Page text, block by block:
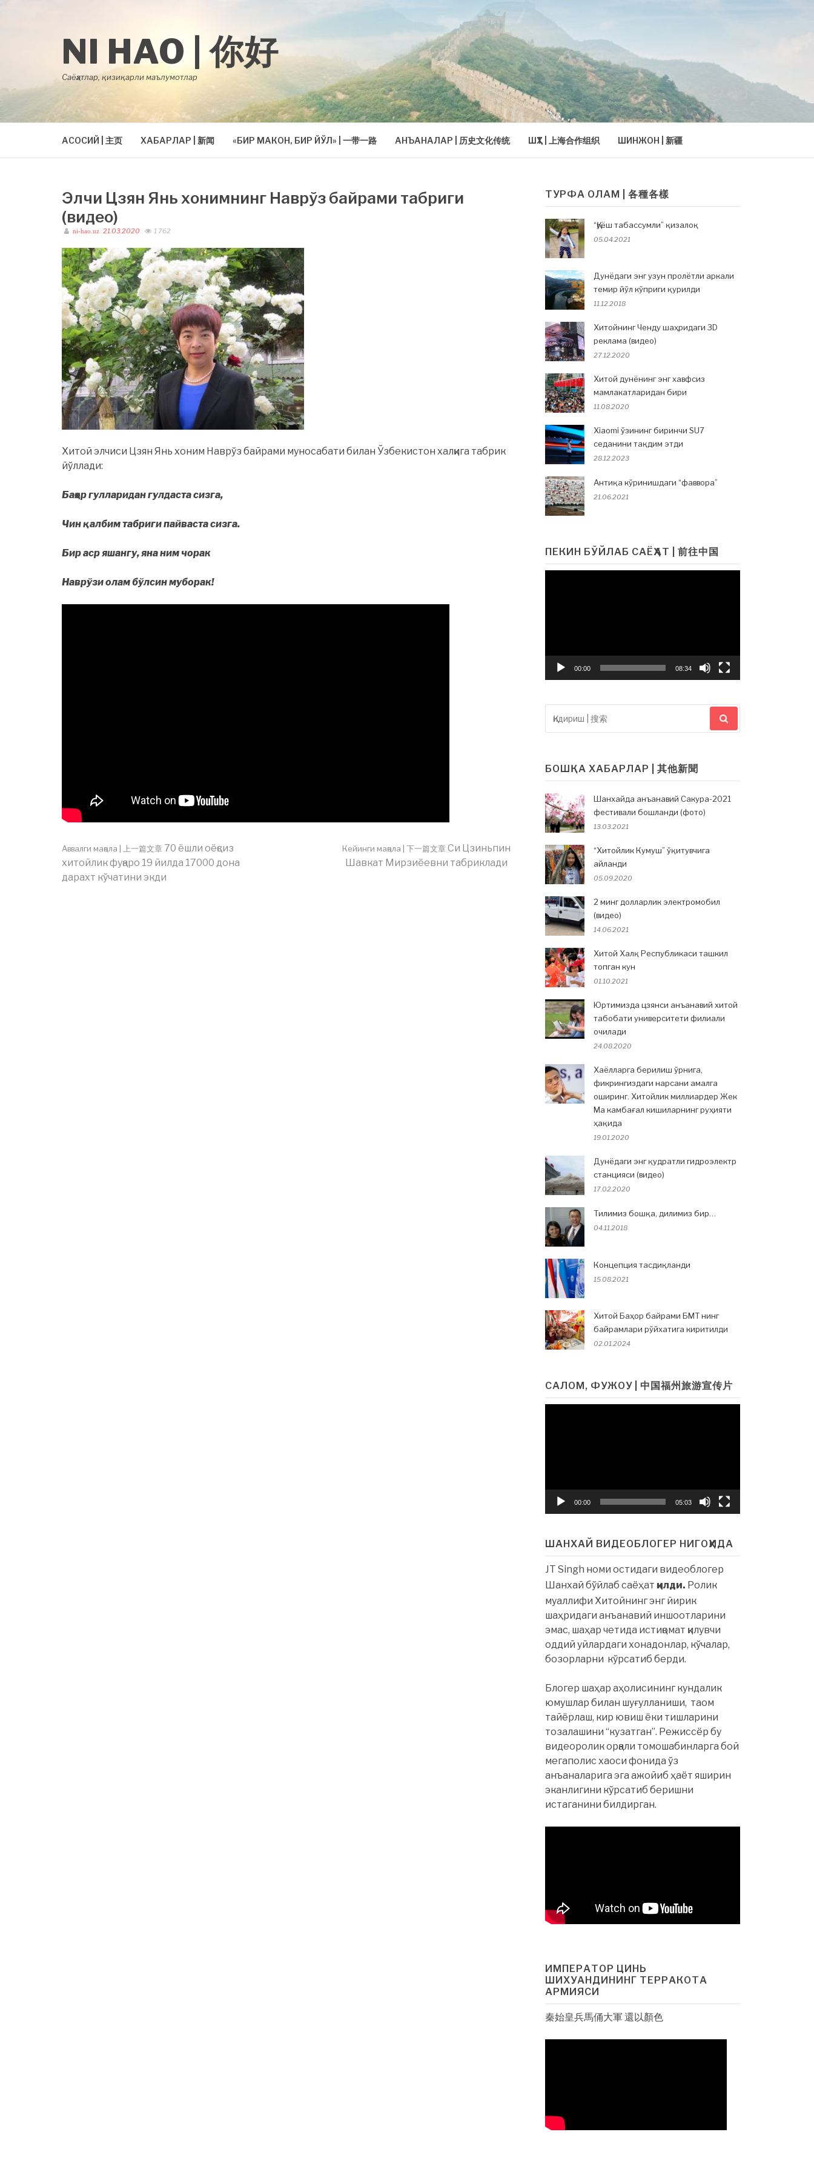
NI HAO | 你好
Саёҳатлар, қизиқарли маълумотлар
АСОСИЙ | 主页 ХАБАРЛАР | 新闻 «БИР МАКОН, БИР ЙЎЛ» | 一带一路 АНЪАНАЛАР | 历史文化传统 ШҲТ | 上海合作组织 ШИНЖОН | 新疆
Элчи Цзян Янь хонимнинг Наврўз байрами табриги
(видео)
ni-hao.uz. 21.03.2020 . 1 762
Хитой элчиси Цзян Янь хоним Наврўз байрами муносабати билан Ўзбекистон халқига табрик
йўллади:
Баҳор гулларидан гулдаста сизга,
Чин қалбим табриги пайваста сизга.
Бир аср яшангу, яна ним чорак
Наврўзи олам бўлсин муборак!
Давоми
Аввалги мақола | 上一篇文章 70 ёшли оёқсиз
хитойлик фуқаро 19 йилда 17000 дона
дарахт кўчатини экди
Кейинги мақола | 下一篇文章 Си Цзиньпин
Шавкат Мирзиёевни табриклади
ТУРФА ОЛАМ | 各種各樣
“Қуёш табассумли” қизалоқ
05.04.2021
Дунёдаги энг узун пролётли аркали
темир йўл кўприги қурилди
11.12.2018
Хитойнинг Ченду шаҳридаги 3D
реклама (видео)
27.12.2020
Хитой дунёнинг энг хавфсиз
мамлакатларидан бири
11.08.2020
Xiaomi ўзининг биринчи SU7
седанини тақдим этди
28.12.2023
Антиқа кўринишдаги “фаввора”
21.06.2021
ПЕКИН БЎЙЛАБ САЁҲАТ | 前往中国
00:00 08:34
Қидириш:|
搜
БОШҚА ХАБАРЛАР | 其他新聞
Шанхайда анъанавий Сакура-2021
фестивали бошланди (фото)
13.03.2021
“Хитойлик Кумуш” ўқитувчига
айланди
05.09.2020
2 минг долларлик электромобил
(видео)
14.06.2021
Хитой Халқ Республикаси ташкил
топган кун
01.10.2021
Юртимизда цзянси анъанавий хитой
табобати университети филиали
очилади
24.08.2020
Хаёлларга берилиш ўрнига,
фикрингиздаги нарсани амалга
оширинг. Хитойлик миллиардер Жек
Ма камбағал кишиларнинг руҳияти
ҳақида
19.01.2020
Дунёдаги энг қудратли гидроэлектр
станцияси (видео)
17.02.2020
Тилимиз бошқа, дилимиз бир…
04.11.2018
Концепция тасдиқланди
15.08.2021
Хитой Баҳор байрами БМТ нинг
байрамлари рўйхатига киритилди
02.01.2024
САЛОМ, ФУЖОУ | 中国福州旅游宣传片
00:00 05:03
ШАНХАЙ ВИДЕОБЛОГЕР НИГОҲИДА
JT Singh номи остидаги видеоблогер
Шанхай бўйлаб саёҳат қилди. Ролик
муаллифи Хитойнинг энг йирик
шаҳридаги анъанавий иншоотларини
эмас, шаҳар четида истиқомат қилувчи
оддий уйлардаги хонадонлар, кўчалар,
бозорларни кўрсатиб берди.
Блогер шаҳар аҳолисининг кундалик
юмушлар билан шуғулланиши, таом
тайёрлаш, кир ювиш ёки тишларини
тозалашини “кузатган”. Режиссёр бу
видеоролик орқали томошабинларга бой
мегаполис хаоси фонида ўз
анъаналарига эга ажойиб ҳаёт яширин
эканлигини кўрсатиб беришни
истаганини билдирган.
ИМПЕРАТОР ЦИНЬ
ШИХУАНДИНИНГ ТЕРРАКОТА
АРМИЯСИ
秦始皇兵馬俑大軍 還以顏色